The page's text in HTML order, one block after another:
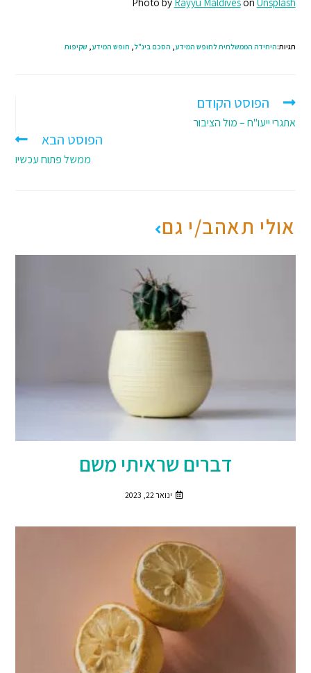
תגיות:היחידה הממשלתית לחופש המידע הסכם בינ"ל חופש המידע שקיפות
הפוסט הקודם
אתגרי ייעו"ח – מול הציבור
הפוסט הבא
ממשל פתוח עכשיו
אולי תאהב/י גם
דברים שראיתי משם
ינואר 22, 2023